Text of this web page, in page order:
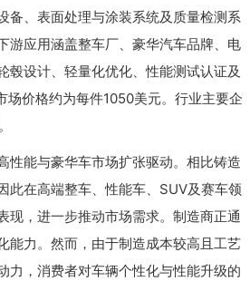
备、表面处理与涂装系统及质量检测系
游应用涵盖整车厂、豪华汽车品牌、电
设计、轻量化优化、性能测试认证及
价格约为每件1050美元。行业主要企
性能与豪华车市场扩张驱动。相比铸造
此在高端整车、性能车、SUV及赛车领
现，进一步推动市场需求。制造商正通
能力。然而，由于制造成本较高且工艺
力，消费者对车辆个性化与性能升级的